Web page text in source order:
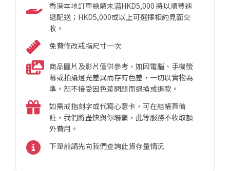
香港本地訂單總額未满HKD5,000 將以順豐速
遞配送；HKD5,000或以上可選擇相約見面交
收。
免費修改戒指尺寸一次
商品圖片及影片僅供參考，如因電腦、手機螢
幕或拍攝燈光差異而存有色差，一切以實物為
準。恕不接受因色差問題而退換或退款。
如需戒指刻字或代寫心意卡，可在結帳頁備
註，我們將盡快與你聯繫，此等服務不收取額
外費用。
下單前請先向我們查詢此貨存量情況